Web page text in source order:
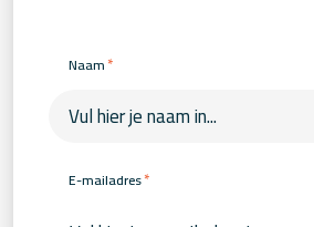
Naam*
E-mailadres*